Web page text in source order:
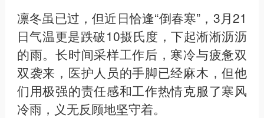
凛冬虽已过，但近日恰逢“倒春寒”，3月21
日气温更是跌破10摄氏度，下起淅淅沥沥
的雨。长时间采样工作后，寒冷与疲惫双
双袭来，医护人员的手脚已经麻木，但他
们用极强的责任感和工作热情克服了寒风
冷雨，义无反顾地坚守着。